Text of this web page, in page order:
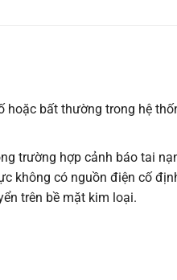
hoặc bất thường trong hệ
trường hợp cảnh báo tai
không có nguồn điện cố
trên bề mặt kim loại.